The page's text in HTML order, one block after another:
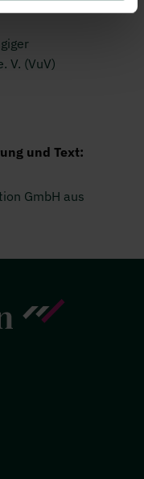
V. (VuV)
und Text:
GmbH aus